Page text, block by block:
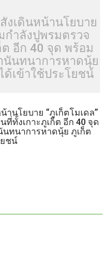
งเดินหน้านโยบาย
กำลังปูพรมตรวจ
อีก 40 จุด พร้อม
นันทนาการหาดนุ้ย
ด้เข้าใช้ประโยชน์
านโยบาย “ภูเก็ตโมเดล”
ทั้งเกาะภูเก็ต อีก 40 จุด
นทนาการหาดนุ้ย ภูเก็ต
ชน์